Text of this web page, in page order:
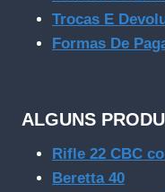
Trocas E
Formas De
ALGUNS
Rifle 22 CBC
Beretta 40